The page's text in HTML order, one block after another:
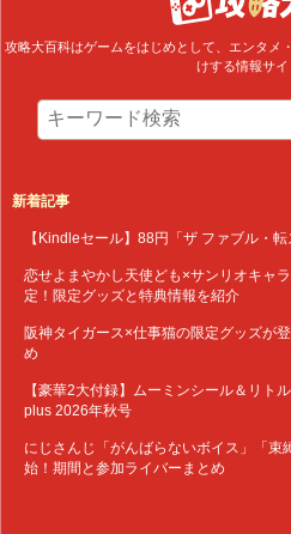
攻略大百科はゲームをはじめとして、エンタメ
けする情報サイ
新着記事
【Kindleセール】88円「ザ ファブル・
恋せよまやかし天使ども×サンリオキャ
定！限定グッズと特典情報を紹介
阪神タイガース×仕事猫の限定グッズが
め
【豪華2大付録】ムーミンシール＆リト
plus 2026年秋号
にじさんじ「がんばらないボイス」「束
始！期間と参加ライバーまとめ